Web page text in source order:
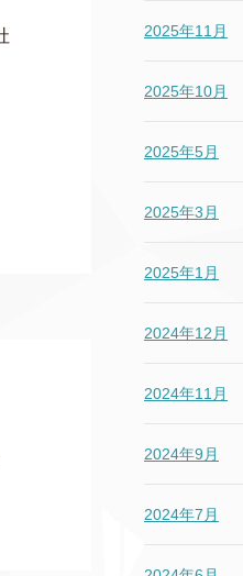
2025年11月
2025年10月
2025年5月
2025年3月
2025年1月
2024年12月
2024年11月
2024年9月
2024年7月